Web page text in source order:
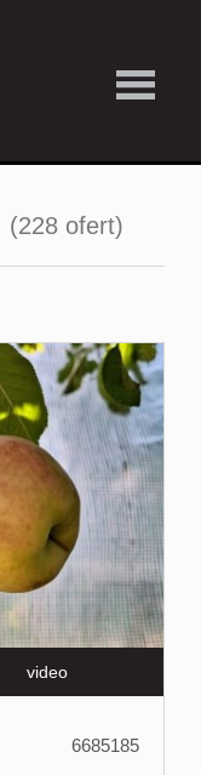
Kup
Strefa
Firma
Kontakt
(228 ofert)
video
6685185